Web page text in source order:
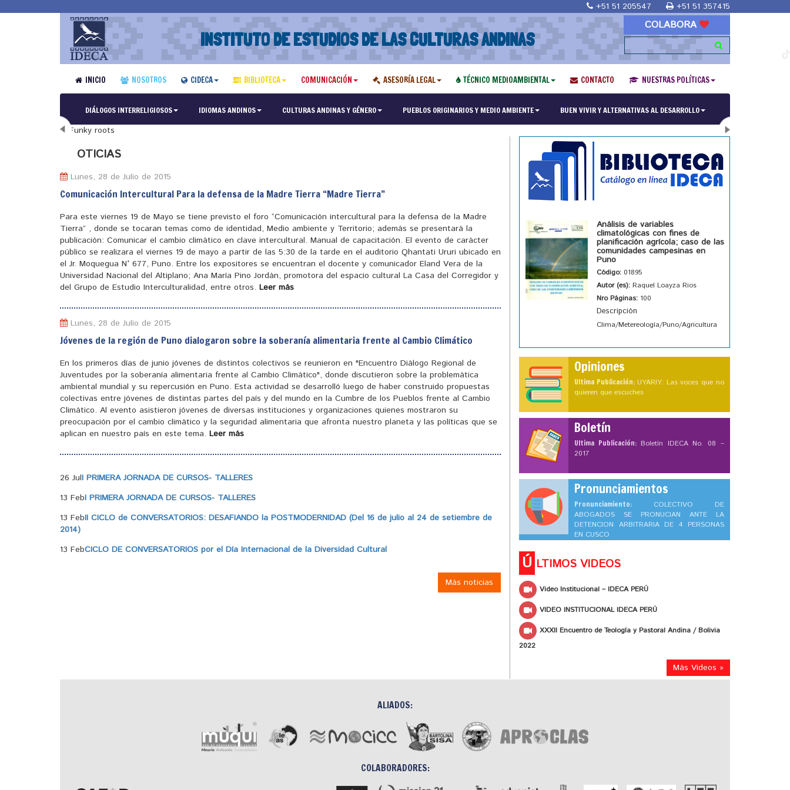
+51 51 205547 +51 51 357415
INSTITUTO DE ESTUDIOS DE LAS CULTURAS ANDINAS
COLABORA
INICIO NOSOTROS CIDECA BIBLIOTECA COMUNICACIÓN ASESORÍA LEGAL TÉCNICO MEDIOAMBIENTAL CONTACTO NUESTRAS POLÍTICAS
DIÁLOGOS INTERRELIGIOSOS IDIOMAS ANDINOS CULTURAS ANDINAS Y GÉNERO PUEBLOS ORIGINARIOS Y MEDIO AMBIENTE BUEN VIVIR Y ALTERNATIVAS AL DESARROLLO
"Maestría en Religiones y culturas Andinas"
OTICIAS
Lunes, 28 de Julio de 2015
Comunicación Intercultural Para la defensa de la Madre Tierra “Madre Tierra”
Para este viernes 19 de Mayo se tiene previsto el foro “Comunicación intercultural para la defensa de la Madre
Tierra” , donde se tocaran temas como de identidad, Medio ambiente y Territorio; además se presentará la
publicación: Comunicar el cambio climático en clave intercultural. Manual de capacitación. El evento de carácter
público se realizara el viernes 19 de mayo a partir de las 5:30 de la tarde en el auditorio Qhantati Ururi ubicado en
el Jr. Moquegua N° 677, Puno. Entre los expositores se encuentran el docente y comunicador Eland Vera de la
Universidad Nacional del Altiplano; Ana María Pino Jordán, promotora del espacio cultural La Casa del Corregidor y
del Grupo de Estudio Interculturalidad, entre otros. Leer más
Lunes, 28 de Julio de 2015
Jóvenes de la región de Puno dialogaron sobre la soberanía alimentaria frente al Cambio Climático
En los primeros días de junio jóvenes de distintos colectivos se reunieron en "Encuentro Diálogo Regional de
Juventudes por la soberanía alimentaria frente al Cambio Climático", donde discutieron sobre la problemática
ambiental mundial y su repercusión en Puno. Esta actividad se desarrolló luego de haber construido propuestas
colectivas entre jóvenes de distintas partes del país y del mundo en la Cumbre de los Pueblos frente al Cambio
Climático. Al evento asistieron jóvenes de diversas instituciones y organizaciones quienes mostraron su
preocupación por el cambio climático y la seguridad alimentaria que afronta nuestro planeta y las políticas que se
aplican en nuestro país en este tema. Leer más
26 JulI PRIMERA JORNADA DE CURSOS- TALLERES
13 FebI PRIMERA JORNADA DE CURSOS- TALLERES
13 FebII CICLO de CONVERSATORIOS: DESAFIANDO la POSTMODERNIDAD (Del 16 de julio al 24 de setiembre de
2014)
13 FebCICLO DE CONVERSATORIOS por el Día Internacional de la Diversidad Cultural
Más noticias
Análisis de variables
climatológicas con fines de
planificación agrícola; caso de las
comunidades campesinas en
Puno
Código: 01895
Autor (es): Raquel Loayza Rios
Nro Páginas: 100
Descripción
Clima/Metereología/Puno/Agricultura
Opiniones
Ultima Publicación: UYARIY: Las voces que no
quieren que escuches
Boletín
Ultima Publicación: Boletín IDECA No. 08 –
2017
Pronunciamientos
Pronunciamiento: COLECTIVO DE
ABOGADOS SE PRONUCIAN ANTE LA
DETENCION ARBITRARIA DE 4 PERSONAS
EN CUSCO
Ú LTIMOS VIDEOS
Video Institucional – IDECA PERÚ
VIDEO INSTITUCIONAL IDECA PERÚ
XXXII Encuentro de Teología y Pastoral Andina / Bolivia
2022
Más Videos »
ALIADOS:
COLABORADORES: